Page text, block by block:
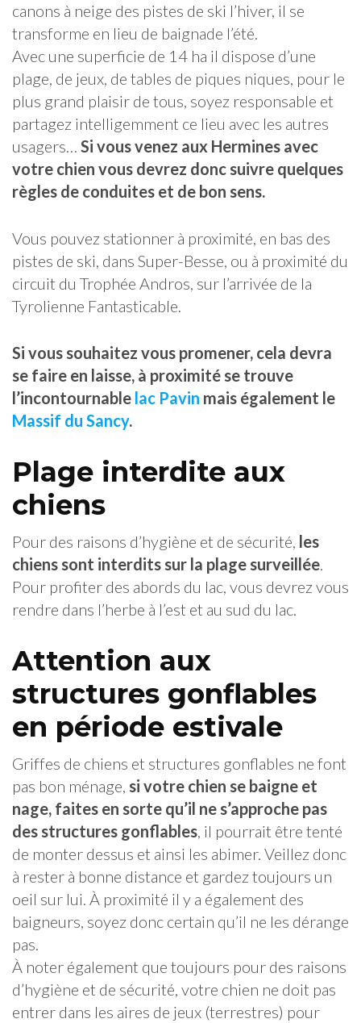
canons à neige des pistes de ski l’hiver, il se
transforme en lieu de baignade l’été.
Avec une superficie de 14 ha il dispose d’une
plage, de jeux, de tables de piques niques, pour le
plus grand plaisir de tous, soyez responsable et
partagez intelligemment ce lieu avec les autres
usagers… Si vous venez aux Hermines avec
votre chien vous devrez donc suivre quelques
règles de conduites et de bon sens.
Vous pouvez stationner à proximité, en bas des
pistes de ski, dans Super-Besse, ou à proximité du
circuit du Trophée Andros, sur l’arrivée de la
Tyrolienne Fantasticable.
Si vous souhaitez vous promener, cela devra
se faire en laisse, à proximité se trouve
l’incontournable lac Pavin mais également le
Massif du Sancy.
Plage interdite aux
chiens
Pour des raisons d’hygiène et de sécurité, les
chiens sont interdits sur la plage surveillée.
Pour profiter des abords du lac, vous devrez vous
rendre dans l’herbe à l’est et au sud du lac.
Attention aux
structures gonflables
en période estivale
Griffes de chiens et structures gonflables ne font
pas bon ménage, si votre chien se baigne et
nage, faites en sorte qu’il ne s’approche pas
des structures gonflables, il pourrait être tenté
de monter dessus et ainsi les abimer. Veillez donc
à rester à bonne distance et gardez toujours un
oeil sur lui. À proximité il y a également des
baigneurs, soyez donc certain qu’il ne les dérange
pas.
À noter également que toujours pour des raisons
d’hygiène et de sécurité, votre chien ne doit pas
entrer dans les aires de jeux (terrestres) pour